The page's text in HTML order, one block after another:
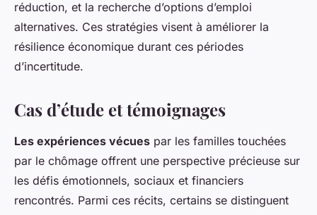
réduction, et la recherche d’options d’emploi
alternatives. Ces stratégies visent à améliorer la
résilience économique durant ces périodes
d’incertitude.
Cas d’étude et témoignages
Les expériences vécues par les familles touchées
par le chômage offrent une perspective précieuse sur
les défis émotionnels, sociaux et financiers
rencontrés. Parmi ces récits, certains se distinguent